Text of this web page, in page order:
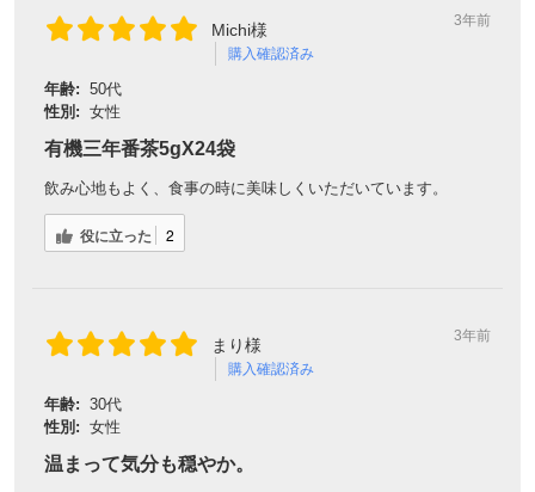
Michi様
購入確認済み
3年前
年齢: 50代
性別: 女性
有機三年番茶5gX24袋
飲み心地もよく、食事の時に美味しくいただいています。
役に立った 2
まり様
購入確認済み
3年前
年齢: 30代
性別: 女性
温まって気分も穏やか。